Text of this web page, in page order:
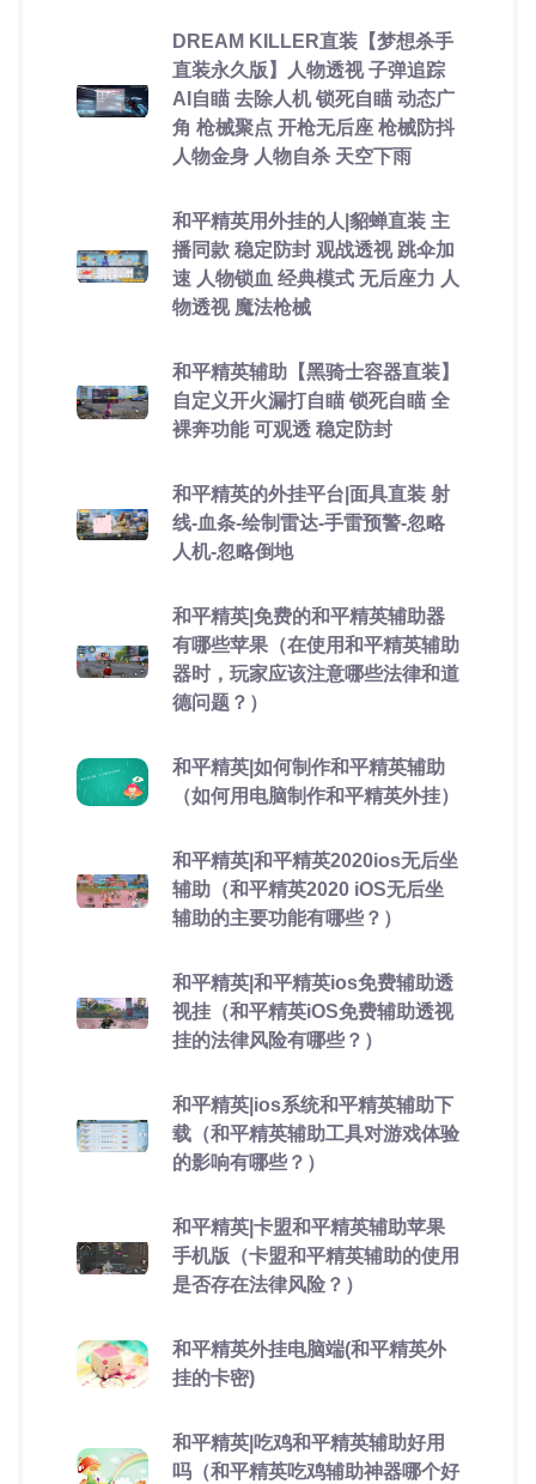
DREAM KILLER直装【梦想杀手
直装永久版】人物透视 子弹追踪
AI自瞄 去除人机 锁死自瞄 动态广
角 枪械聚点 开枪无后座 枪械防抖
人物金身 人物自杀 天空下雨
和平精英用外挂的人|貂蝉直装 主
播同款 稳定防封 观战透视 跳伞加
速 人物锁血 经典模式 无后座力 人
物透视 魔法枪械
和平精英辅助【黑骑士容器直装】
自定义开火漏打自瞄 锁死自瞄 全
裸奔功能 可观透 稳定防封
和平精英的外挂平台|面具直装 射
线-血条-绘制雷达-手雷预警-忽略
人机-忽略倒地
和平精英|免费的和平精英辅助器
有哪些苹果（在使用和平精英辅助
器时，玩家应该注意哪些法律和道
德问题？）
和平精英|如何制作和平精英辅助
（如何用电脑制作和平精英外挂）
和平精英|和平精英2020ios无后坐
辅助（和平精英2020 iOS无后坐
辅助的主要功能有哪些？）
和平精英|和平精英ios免费辅助透
视挂（和平精英iOS免费辅助透视
挂的法律风险有哪些？）
和平精英|ios系统和平精英辅助下
载（和平精英辅助工具对游戏体验
的影响有哪些？）
和平精英|卡盟和平精英辅助苹果
手机版（卡盟和平精英辅助的使用
是否存在法律风险？）
和平精英外挂电脑端(和平精英外
挂的卡密)
和平精英|吃鸡和平精英辅助好用
吗（和平精英吃鸡辅助神器哪个好